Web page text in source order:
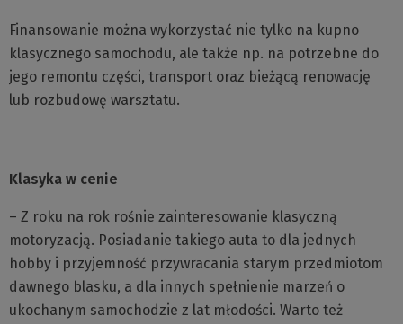
Finansowanie można wykorzystać nie tylko na kupno
klasycznego samochodu, ale także np. na potrzebne do
jego remontu części, transport oraz bieżącą renowację
lub rozbudowę warsztatu.
Klasyka w cenie
– Z roku na rok rośnie zainteresowanie klasyczną
motoryzacją. Posiadanie takiego auta to dla jednych
hobby i przyjemność przywracania starym przedmiotom
dawnego blasku, a dla innych spełnienie marzeń o
ukochanym samochodzie z lat młodości. Warto też